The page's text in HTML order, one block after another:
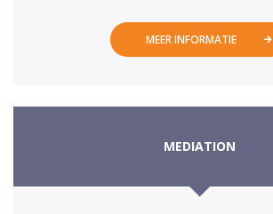
MEER INFORMATIE
MEDIATION